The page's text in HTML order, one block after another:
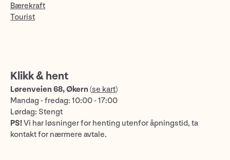
Bærekraft
Tourist
Klikk & hent
Lørenveien 68, Økern (se kart)
Mandag - fredag: 10:00 - 17:00
Lørdag: Stengt
PS!Vi har løsninger for henting utenfor åpningstid, ta
kontakt for nærmere avtale.